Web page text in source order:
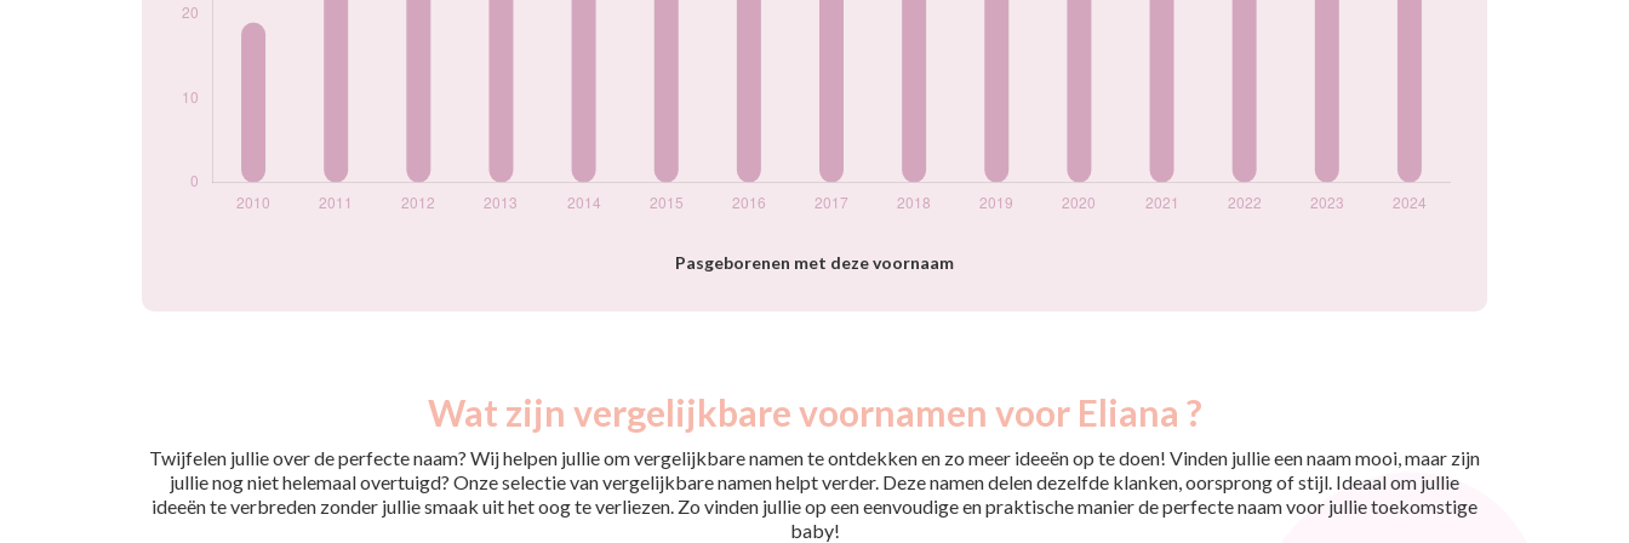
Pasgeborenen met deze voornaam
Wat zijn vergelijkbare voornamen voor Eliana ?
Twijfelen jullie over de perfecte naam? Wij helpen jullie om vergelijkbare namen te ontdekken en zo meer ideeën op te doen! Vinden jullie een naam mooi, maar zijn
jullie nog niet helemaal overtuigd? Onze selectie van vergelijkbare namen helpt verder. Deze namen delen dezelfde klanken, oorsprong of stijl. Ideaal om jullie
ideeën te verbreden zonder jullie smaak uit het oog te verliezen. Zo vinden jullie op een eenvoudige en praktische manier de perfecte naam voor jullie toekomstige
baby!